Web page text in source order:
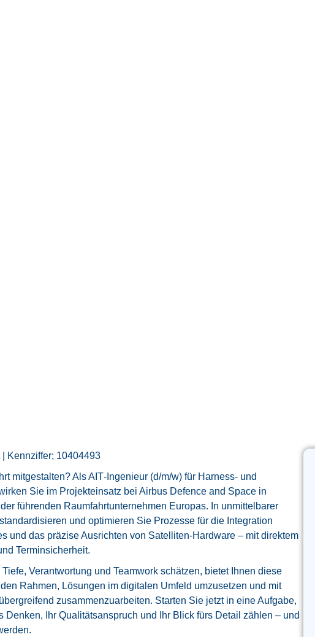
| Kennziffer; 10404493
mitgestalten? Als AIT‑Ingenieur (d/m/w) für Harness‑ und
Sie im Projekteinsatz bei Airbus Defence and Space in
führenden Raumfahrtunternehmen Europas. In unmittelbarer
und optimieren Sie Prozesse für die Integration
und das präzise Ausrichten von Satelliten‑Hardware – mit direktem
Terminsicherheit.
Verantwortung und Teamwork schätzen, bietet Ihnen diese
Rahmen, Lösungen im digitalen Umfeld umzusetzen und mit
zusammenzuarbeiten. Starten Sie jetzt in eine Aufgabe,
Denken, Ihr Qualitätsanspruch und Ihr Blick fürs Detail zählen – und